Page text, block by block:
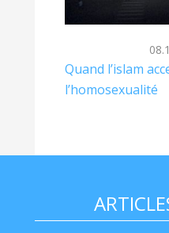
Quand l’islam
l’homosexualité